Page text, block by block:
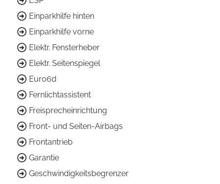
Einparkhilfe hinten
Einparkhilfe vorne
Elektr. Fensterheber
Elektr. Seitenspiegel
Euro6d
Fernlichtassistent
Freisprecheinrichtung
Front- und Seiten-Airbags
Frontantrieb
Garantie
Geschwindigkeitsbegrenzer